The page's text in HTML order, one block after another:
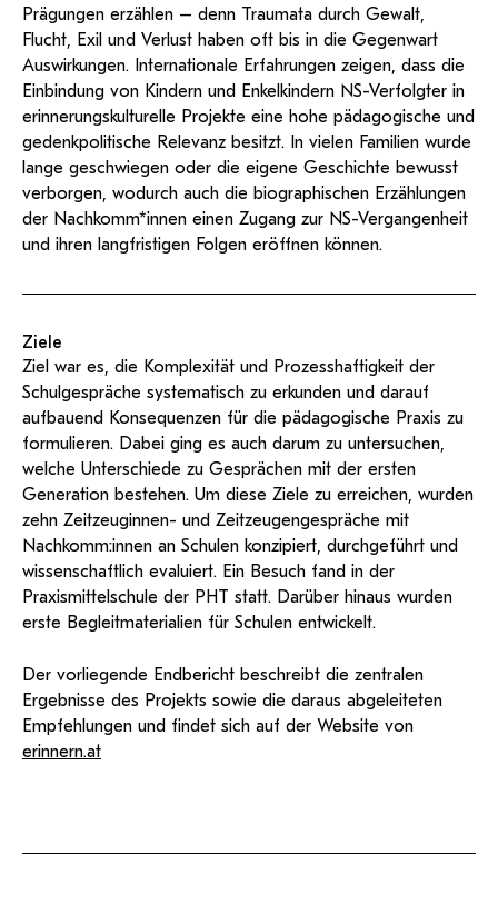
Prägungen erzählen – denn Traumata durch Gewalt,
Flucht, Exil und Verlust haben oft bis in die Gegenwart
Auswirkungen. Internationale Erfahrungen zeigen, dass die
Einbindung von Kindern und Enkelkindern NS-Verfolgter in
erinnerungskulturelle Projekte eine hohe pädagogische und
gedenkpolitische Relevanz besitzt. In vielen Familien wurde
lange geschwiegen oder die eigene Geschichte bewusst
verborgen, wodurch auch die biographischen Erzählungen
der Nachkomm*innen einen Zugang zur NS-Vergangenheit
und ihren langfristigen Folgen eröffnen können.
Ziele
Ziel war es, die Komplexität und Prozesshaftigkeit der
Schulgespräche systematisch zu erkunden und darauf
aufbauend Konsequenzen für die pädagogische Praxis zu
formulieren. Dabei ging es auch darum zu untersuchen,
welche Unterschiede zu Gesprächen mit der ersten
Generation bestehen. Um diese Ziele zu erreichen, wurden
zehn Zeitzeuginnen- und Zeitzeugengespräche mit
Nachkomm:innen an Schulen konzipiert, durchgeführt und
wissenschaftlich evaluiert. Ein Besuch fand in der
Praxismittelschule der PHT statt. Darüber hinaus wurden
erste Begleitmaterialien für Schulen entwickelt.
Der vorliegende Endbericht beschreibt die zentralen
Ergebnisse des Projekts sowie die daraus abgeleiteten
Empfehlungen und findet sich auf der Website von
erinnern.at